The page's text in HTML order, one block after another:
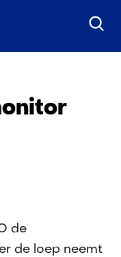
de
de loep neemt